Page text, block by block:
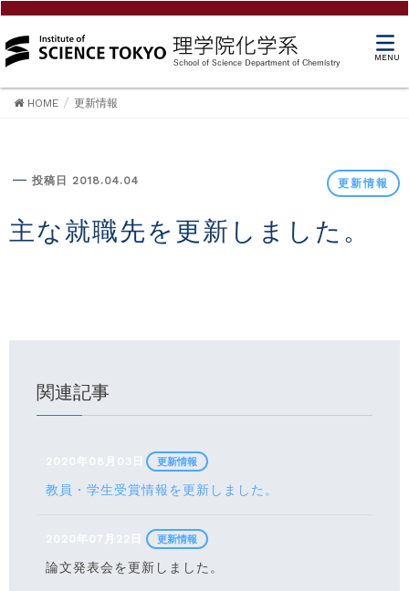
MENU
HOME 更新情報
投稿日 2018.04.04 更新情報
主な就職先を更新しました。
関連記事
2020年08月03日
教員・学生受賞情報を更新しました。
更新情報
2020年07月22日
論文発表会を更新しました。
更新情報